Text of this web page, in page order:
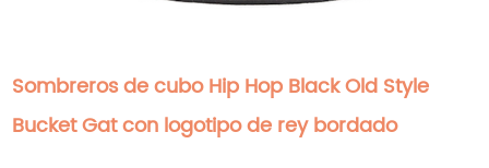
Sombreros de cubo Hip Hop Black Old Style
Bucket Gat con logotipo de rey bordado